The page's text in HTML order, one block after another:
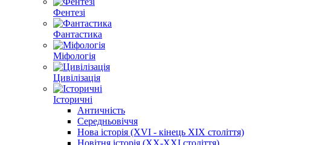
Фентезі
Фантастика
Міфологія
Цивілізація
Історичні
Античність
Середньовіччя
Нова історія (XVI - кінець XIX століття)
Новітня історія (XX-XXI століття)